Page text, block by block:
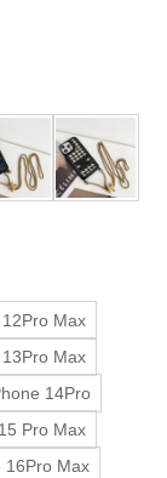
Max
Max
14Pro
Pro Max
16Pro Max